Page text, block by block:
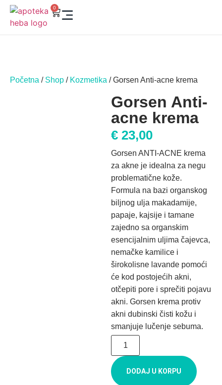
0
Početna / Shop / Kozmetika / Gorsen Anti-acne krema
Gorsen Anti-
acne krema
€ 23,00
Gorsen ANTI-ACNE krema
za akne je idealna za negu
problematične kože.
Formula na bazi organskog
biljnog ulja makadamije,
papaje, kajsije i tamane
zajedno sa organskim
esencijalnim uljima čajevca,
nemačke kamilice i
širokolisne lavande pomoći
će kod postojećih akni,
otčepiti pore i sprečiti pojavu
akni. Gorsen krema protiv
akni dubinski čisti kožu i
smanjuje lučenje sebuma.
DODAJ U KORPU